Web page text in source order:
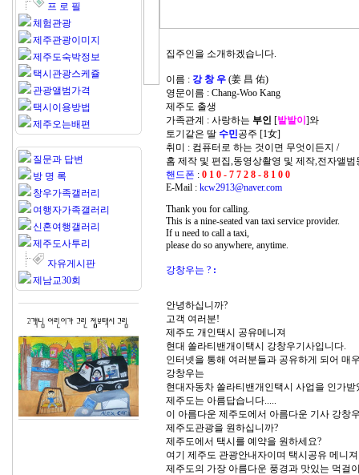
프 로 필
체험관광
제주관광이미지
제주도숙박정보
택시관광스케쥴
관광앨범가격
택시이용방법
제주오는배편
질문과 답변
방 명 록
창우가족갤러리
여행자가족갤러리
신혼여행갤러리
제주도사투리
자유게시판
제남교30회
집주인을 소개하겠습니다.
이름 : 강 창 우 (姜 昌 佑)
영문이름 : Chang-Woo Kang
제주도 출생
가족관계 : 사랑하는 부인 [발발이 ]와
토기같은 딸 수민공주 [1女]
취미 : 컴퓨터로 하는 것이면 무엇이든지 /
홈 제작 및 편집,동영상촬영 및 제작,전자앨범
핸드폰 : 0 1 0 - 7 7 2 8 - 8 1 0 0
E-Mail : kcw2913@naver.com
Thank you for calling.
This is a nine-seated van taxi service provider.
If u need to call a taxi,
please do so anywhere, anytime.
강창우는 ? :
안녕하십니까?
고객 여러분!
제주도 개인택시 공유메니져
현대 쏠라티밴개이택시 강창우기사입니다.
인터넷을 통해 여러분들과 공유하게 되어 매
강창우는
현대자동차 쏠라티밴개인택시 사업을 인가받
제주도는 아름답습니다.....
이 아름다운 제주도에서 아름다운 기사 강창
제주도관광을 원하십니까?
제주도에서 택시를 예약을 원하세요?
여기 제주도 관광안내자이며 택시공유 메니
제주도의 가장 아름다운 풍경과 맛있는 먹걸